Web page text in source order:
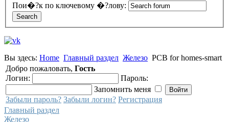
Пои�?к по ключевому �?лову:
Вы здесь: Home Главный раздел Железо PCB for homes-smart
Добро пожаловать, Гость
Логин:
Пароль:
Запомнить меня
Забыли пароль? Забыли логин? Регистрация
Главный раздел
Железо